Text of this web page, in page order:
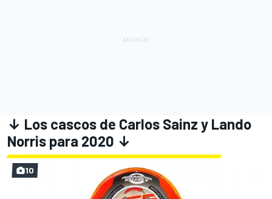
↓ Los cascos de Carlos Sainz y Lando
Norris para 2020 ↓
10